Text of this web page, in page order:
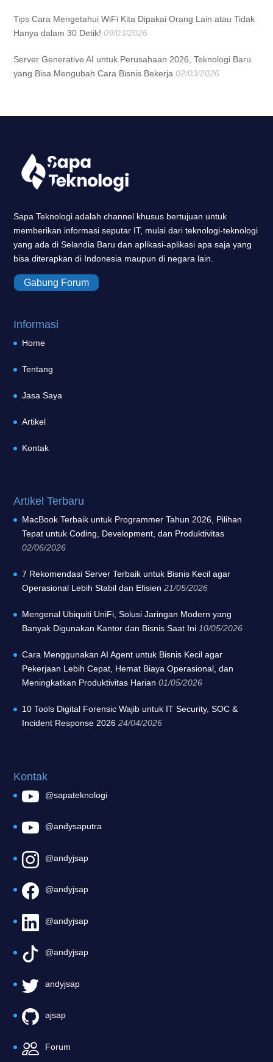
Tips Cara Mengetahui WiFi Kita Dipakai Orang Lain atau Tidak
Hanya dalam 30 Detik! 09/03/2026
Server Generative AI untuk Perusahaan 2026, Teknologi Baru
yang Bisa Mengubah Cara Bisnis Bekerja 02/03/2026
Sapa Teknologi adalah channel khusus bertujuan untuk
memberikan informasi seputar IT, mulai dari teknologi-teknologi
yang ada di Selandia Baru dan aplikasi-aplikasi apa saja yang
bisa diterapkan di Indonesia maupun di negara lain.
Gabung Forum
Informasi
Home
Tentang
Jasa Saya
Artikel
Kontak
Artikel Terbaru
MacBook Terbaik untuk Programmer Tahun 2026, Pilihan
Tepat untuk Coding, Development, dan Produktivitas
02/06/2026
7 Rekomendasi Server Terbaik untuk Bisnis Kecil agar
Operasional Lebih Stabil dan Efisien 21/05/2026
Mengenal Ubiquiti UniFi, Solusi Jaringan Modern yang
Banyak Digunakan Kantor dan Bisnis Saat Ini 10/05/2026
Cara Menggunakan AI Agent untuk Bisnis Kecil agar
Pekerjaan Lebih Cepat, Hemat Biaya Operasional, dan
Meningkatkan Produktivitas Harian 01/05/2026
10 Tools Digital Forensic Wajib untuk IT Security, SOC &
Incident Response 2026 24/04/2026
Kontak
@sapateknologi
@andysaputra
@andyjsap
@andyjsap
@andyjsap
@andyjsap
andyjsap
ajsap
Forum